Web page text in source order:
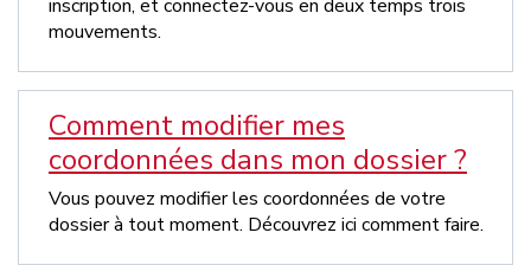
inscription, et connectez-vous en deux temps trois
mouvements.
Comment modifier mes
coordonnées dans mon dossier ?
Vous pouvez modifier les coordonnées de votre
dossier à tout moment. Découvrez ici comment faire.